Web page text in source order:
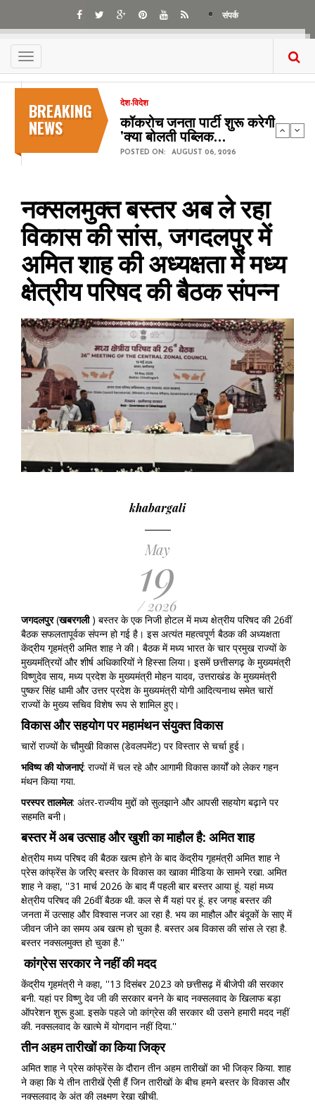
main
content
संपर्क
Toggle
navigation
BREAKING
NEWS
देश-विदेश
कॉकरोच जनता पार्टी शुरू करेगी
'क्या बोलती पब्लिक…
POSTED ON: AUGUST 06, 2026
नक्सलमुक्त बस्तर अब ले रहा
विकास की सांस, जगदलपुर में
अमित शाह की अध्यक्षता में मध्य
क्षेत्रीय परिषद की बैठक संपन्न
khabargali
May
19
/ 2026
जगदलपुर(खबरगली) बस्तर के एक निजी होटल में मध्य क्षेत्रीय परिषद की 26वीं
बैठक सफलतापूर्वक संपन्न हो गई है। इस अत्यंत महत्वपूर्ण बैठक की अध्यक्षता
केंद्रीय गृहमंत्री अमित शाह ने की। बैठक में मध्य भारत के चार प्रमुख राज्यों के
मुख्यमंत्रियों और शीर्ष अधिकारियों ने हिस्सा लिया। इसमें छत्तीसगढ़ के मुख्यमंत्री
विष्णुदेव साय, मध्य प्रदेश के मुख्यमंत्री मोहन यादव, उत्तराखंड के मुख्यमंत्री
पुष्कर सिंह धामी और उत्तर प्रदेश के मुख्यमंत्री योगी आदित्यनाथ समेत चारों
राज्यों के मुख्य सचिव विशेष रूप से शामिल हुए।
विकास और सहयोग पर महामंथन संयुक्त विकास
चारों राज्यों के चौमुखी विकास (डेवलपमेंट) पर विस्तार से चर्चा हुई।
भविष्य की योजनाएं: राज्यों में चल रहे और आगामी विकास कार्यों को लेकर गहन
मंथन किया गया.
परस्पर तालमेल: अंतर-राज्यीय मुद्दों को सुलझाने और आपसी सहयोग बढ़ाने पर
सहमति बनी।
बस्तर में अब उत्साह और खुशी का माहौल है: अमित शाह
क्षेत्रीय मध्य परिषद की बैठक खत्म होने के बाद केंद्रीय गृहमंत्री अमित शाह ने
प्रेस कांफ्रेंस के जरिए बस्तर के विकास का खाका मीडिया के सामने रखा. अमित
शाह ने कहा, ''31 मार्च 2026 के बाद मैं पहली बार बस्तर आया हूं. यहां मध्य
क्षेत्रीय परिषद की 26वीं बैठक थी. कल से मैं यहां पर हूं. हर जगह बस्तर की
जनता में उत्साह और विश्वास नजर आ रहा है. भय का माहौल और बंदूकों के साए में
जीवन जीने का समय अब खत्म हो चुका है. बस्तर अब विकास की सांस ले रहा है.
बस्तर नक्सलमुक्त हो चुका है.''
कांग्रेस सरकार ने नहीं की मदद
केंद्रीय गृहमंत्री ने कहा, ''13 दिसंबर 2023 को छत्तीसढ़ में बीजेपी की सरकार
बनी. यहां पर विष्णु देव जी की सरकार बनने के बाद नक्सलवाद के खिलाफ बड़ा
ऑपरेशन शुरू हुआ. इसके पहले जो कांग्रेस की सरकार थी उसने हमारी मदद नहीं
की. नक्सलवाद के खात्मे में योगदान नहीं दिया.''
तीन अहम तारीखों का किया जिक्र
अमित शाह ने प्रेस कांफ्रेंस के दौरान तीन अहम तारीखों का भी जिक्र किया. शाह
ने कहा कि ये तीन तारीखें ऐसी हैं जिन तारीखों के बीच हमने बस्तर के विकास और
नक्सलवाद के अंत की लक्ष्मण रेखा खीची.